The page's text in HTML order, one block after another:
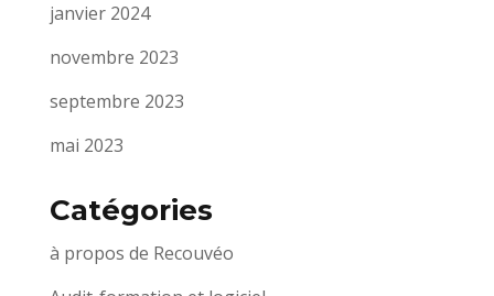
janvier 2024
novembre 2023
septembre 2023
mai 2023
Catégories
à propos de Recouvéo